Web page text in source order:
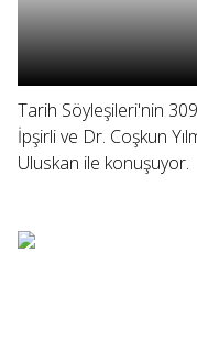
Tarih Söyleşileri'nin
İpşirli ve Dr. Coşkun
Uluskan ile konuşuyor.